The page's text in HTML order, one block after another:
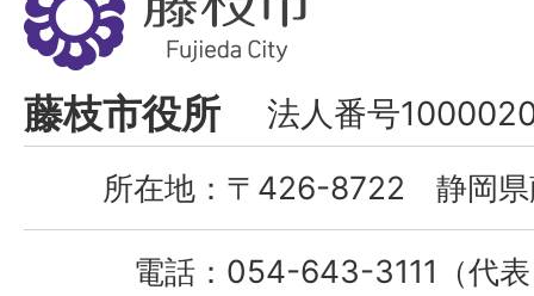
枝
市
Fujieda
City
藤枝市役所 法人番号
所在地： 〒426-8722 静岡県
電話： 054-643-3111（代